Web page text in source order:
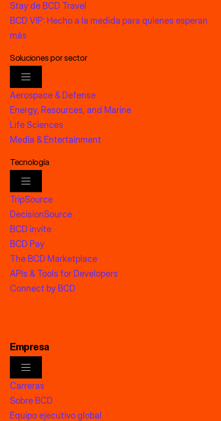
Stay de BCD Travel
BCD VIP: Hecho a la medida para quienes esperan
más
Soluciones por sector
Aerospace & Defense
Energy, Resources, and Marine
Life Sciences
Media & Entertainment
Tecnología
TripSource
DecisionSource
BCD invite
BCD Pay
The BCD Marketplace
APIs & Tools for Developers
Connect by BCD
Empresa
Carreras
Sobre BCD
Equipo ejecutivo global